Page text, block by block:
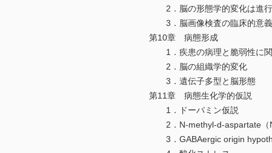
2．脳の形態学的変化は進行
3．脳画像検査の臨床的意義
第10章 病態形成
1．疾患の病理と脆弱性に関
2．脳の組織学的変化
3．遺伝子多型と脳形態
第11章 病態生化学的仮説
1．ドーパミン仮説
2．N-methyl-d-aspartate（
3．GABAergic origin